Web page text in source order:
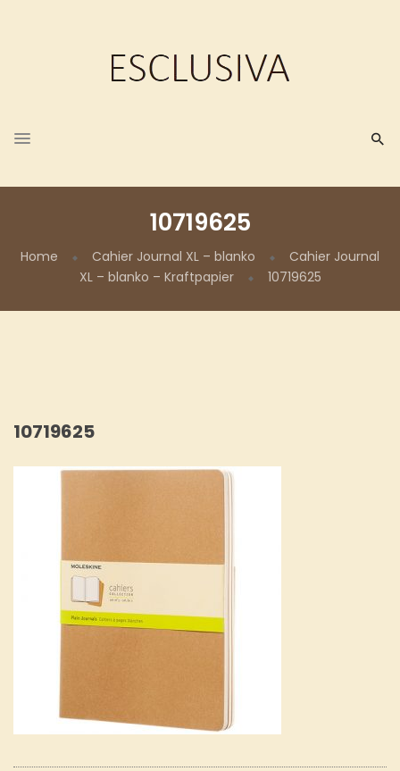
10719625
Home Cahier Journal XL – blanko
Cahier Journal
XL – blanko – Kraftpapier
10719625
10719625